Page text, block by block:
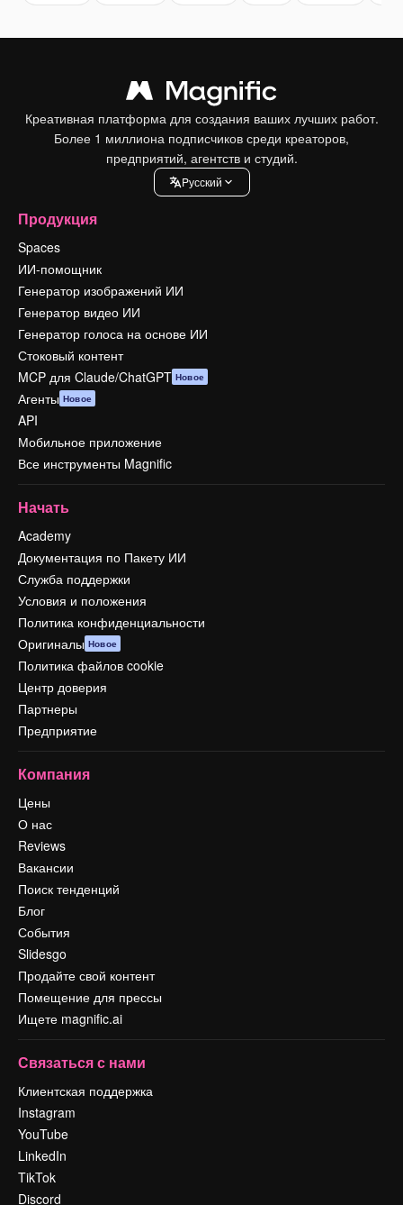
Креативная платформа для создания ваших лучших работ.
Более 1 миллиона подписчиков среди креаторов,
предприятий, агентств и студий.
Pусский
Продукция
Spaces
ИИ-помощник
Генератор изображений ИИ
Генератор видео ИИ
Генератор голоса на основе ИИ
Стоковый контент
MCP для Claude/ChatGPT Новое
Агенты Новое
API
Мобильное приложение
Все инструменты Magnific
Начать
Academy
Документация по Пакету ИИ
Служба поддержки
Условия и положения
Политика конфиденциальности
Оригиналы Новое
Политика файлов cookie
Центр доверия
Партнеры
Предприятие
Компания
Цены
О нас
Reviews
Вакансии
Поиск тенденций
Блог
События
Slidesgo
Продайте свой контент
Помещение для прессы
Ищете magnific.ai
Связаться с нами
Клиентская поддержка
Instagram
YouTube
LinkedIn
TikTok
Discord